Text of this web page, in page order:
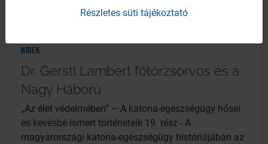
Hírek
Dr. Gerstl Lambert főtörzsorvos és a
Nagy Háború
„Az élet védelmében” – A katona-egészségügy hősei
és kevésbé ismert történeteik 19. rész - A
magyarországi katona-egészségügy históriájában az
Részletes süti tájékoztató